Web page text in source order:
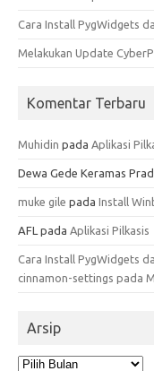
Cara Install PygWidgets
Melakukan Update
Komentar Terbaru
Muhidin pada Aplikasi
Dewa Gede Keramas
muke gile pada Install
AFL pada Aplikasi Pilkasis
Cara Install PygWidgets
cinnamon-settings pada
Arsip
Arsip